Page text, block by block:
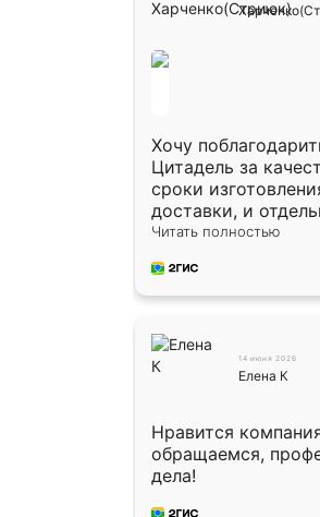
Хочу
Цитадель за
сроки
доставки, и
благодарность за
профессионально,
Читать полностью
14 июня 2026
Елена К
Нравится
обращаемся,
дела!